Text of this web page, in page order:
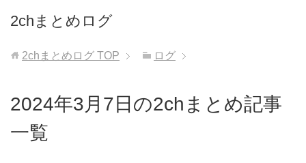
2chまとめログ
2chまとめログ TOP ログ
2024年3月7日の2chまとめ記事
一覧